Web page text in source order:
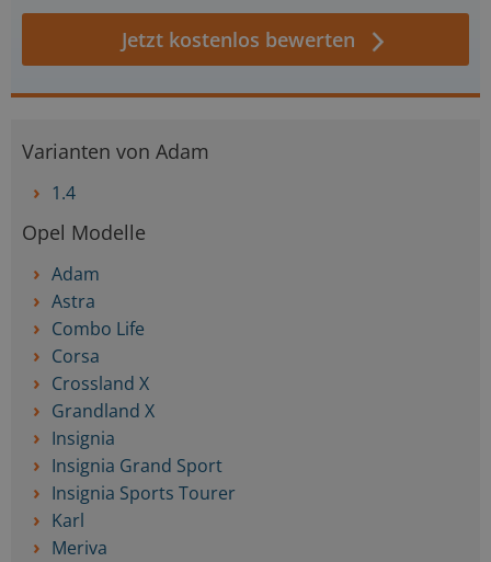
Jetzt kostenlos bewerten
Varianten von Adam
1.4
Opel Modelle
Adam
Astra
Combo Life
Corsa
Crossland X
Grandland X
Insignia
Insignia Grand Sport
Insignia Sports Tourer
Karl
Meriva